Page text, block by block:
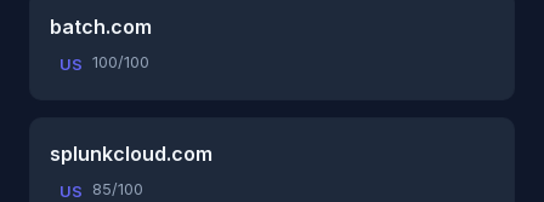
batch.com
US 100/100
splunkcloud.com
US 85/100